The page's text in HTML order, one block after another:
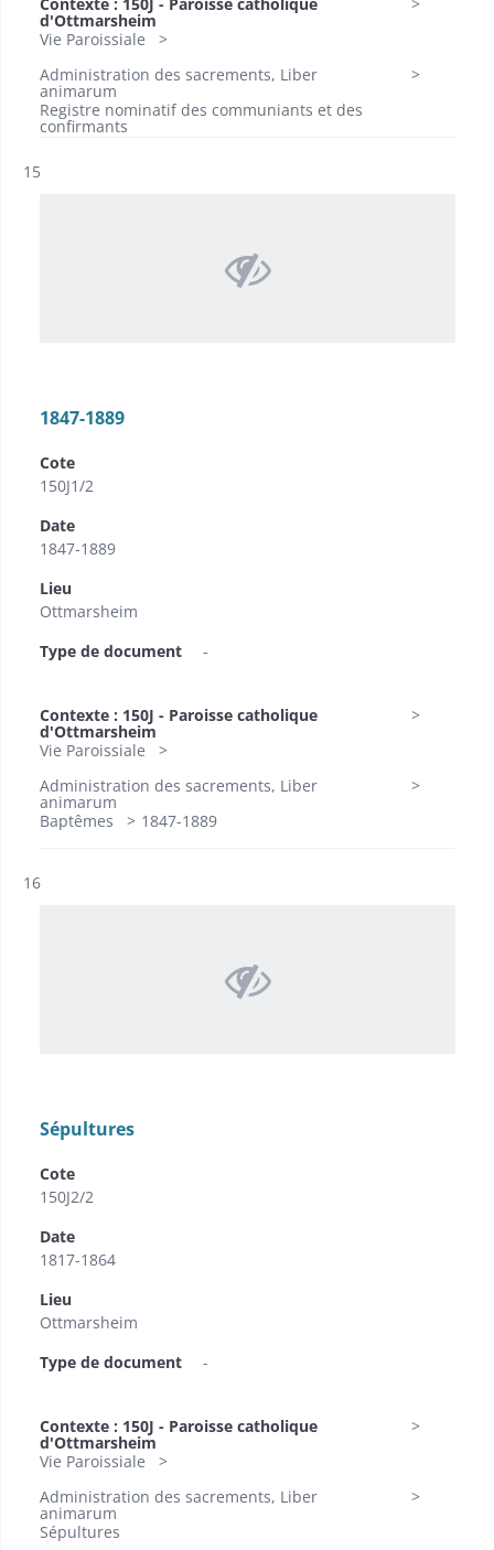
d'Ottmarsheim
Vie Paroissiale
Administration des sacrements, Liber
animarum
Registre nominatif des communiants et des
confirmants
Résultat n°
15
1847-1889
Cote
150J1/2
Date
1847-1889
Lieu
Ottmarsheim
Type de document
-
Contexte : 150J - Paroisse catholique
d'Ottmarsheim
Vie Paroissiale
Administration des sacrements, Liber
animarum
Baptêmes
1847-1889
Résultat n°
16
Sépultures
Cote
150J2/2
Date
1817-1864
Lieu
Ottmarsheim
Type de document
-
Contexte : 150J - Paroisse catholique
d'Ottmarsheim
Vie Paroissiale
Administration des sacrements, Liber
animarum
Sépultures